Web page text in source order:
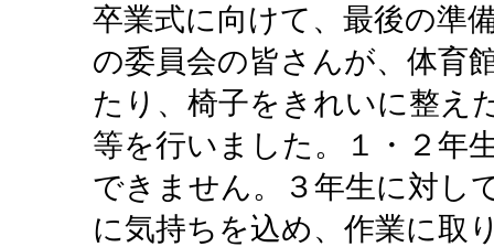
卒業式に向けて、最後の準
の委員会の皆さんが、体育
たり、椅子をきれいに整え
等を行いました。１・２年
できません。３年生に対し
に気持ちを込め、作業に取